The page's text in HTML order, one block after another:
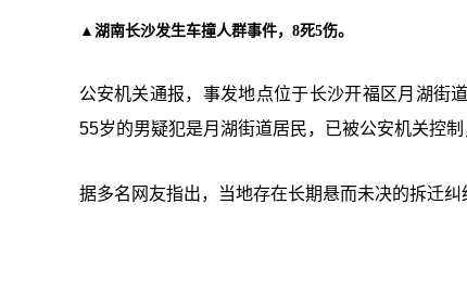
▲湖南长沙发生车撞人群事件，8死5伤。
公安机关通报，事发地点位于长沙开福区月湖街
55岁的男疑犯是月湖街道居民，已被公安机关控制
据多名网友指出，当地存在长期悬而未决的拆迁